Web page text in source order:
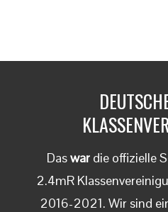
Daswar die offizielle
2.4mR
2016-2021. Wir sind